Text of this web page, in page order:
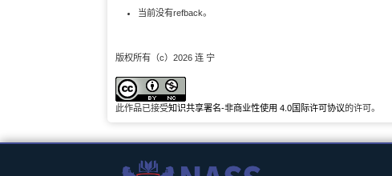
当前没有refback。
版权所有（c）2026 连 宁
此作品已接受知识共享署名-非商业性使用 4.0国际许可协议的许可。